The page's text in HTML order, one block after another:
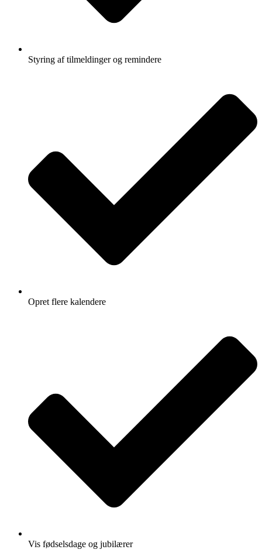
Styring af tilmeldinger og remindere
Opret flere kalendere
Vis fødselsdage og jubilærer